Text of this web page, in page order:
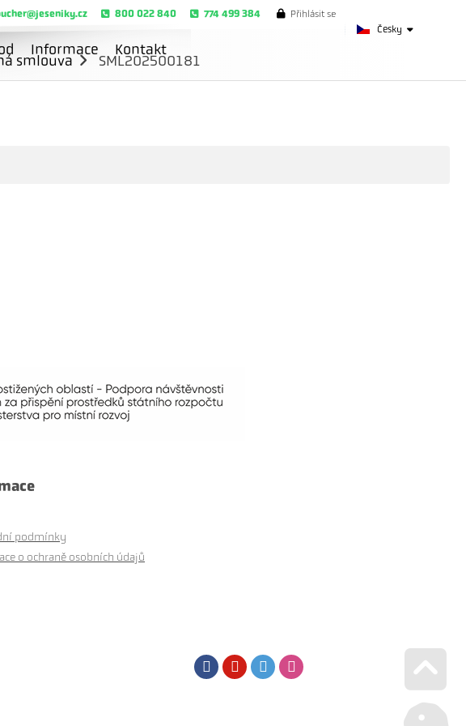
Česky
800 022 840 774 499 384 Přihlásit se
Informace Kontakt
smlouva SML202500181
podmínky
o ochraně osobních údajů
FacebookYoutubeTwitter
Go